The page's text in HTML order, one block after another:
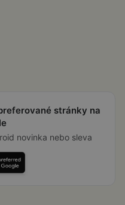
stránky na
novinka nebo sleva